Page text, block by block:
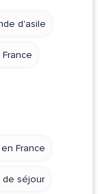
d'asile
France
de séjour